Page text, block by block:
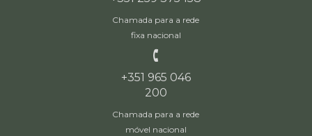
Chamada para a rede
fixa nacional
+351 965 046
200
Chamada para a rede
móvel nacional